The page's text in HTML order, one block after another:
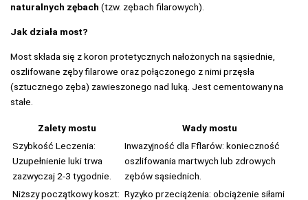
naturalnych zębach (tzw. zębach filarowych).
Jak działa most?
Most składa się z koron protetycznych nałożonych na sąsiednie,
oszlifowane zęby filarowe oraz połączonego z nimi przęsła
(sztucznego zęba) zawieszonego nad luką. Jest cementowany na
stałe.
Zalety mostu
Wady mostu
Szybkość Leczenia:
Uzupełnienie luki trwa
zazwyczaj 2-3 tygodnie.
Inwazyjność dla Fflarów: konieczność
oszlifowania martwych lub zdrowych
zębów sąsiednich.
Niższy początkowy koszt: Ryzyko przeciążenia: obciążenie siłami